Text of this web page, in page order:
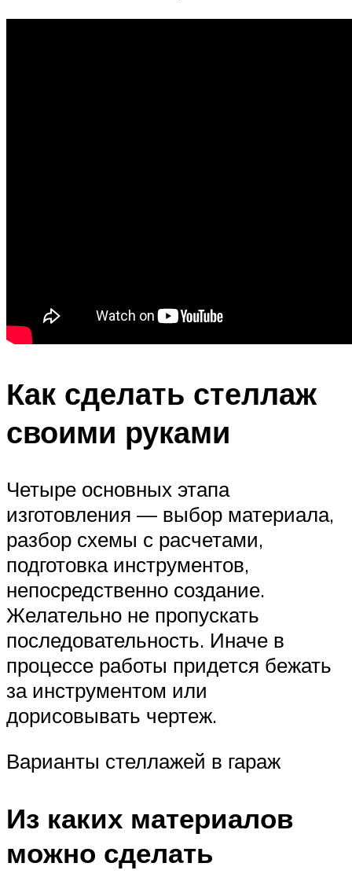
Как сделать стеллаж
своими руками
Четыре основных этапа
изготовления — выбор материала,
разбор схемы с расчетами,
подготовка инструментов,
непосредственно создание.
Желательно не пропускать
последовательность. Иначе в
процессе работы придется бежать
за инструментом или
дорисовывать чертеж.
Варианты стеллажей в гараж
Из каких материалов
можно сделать